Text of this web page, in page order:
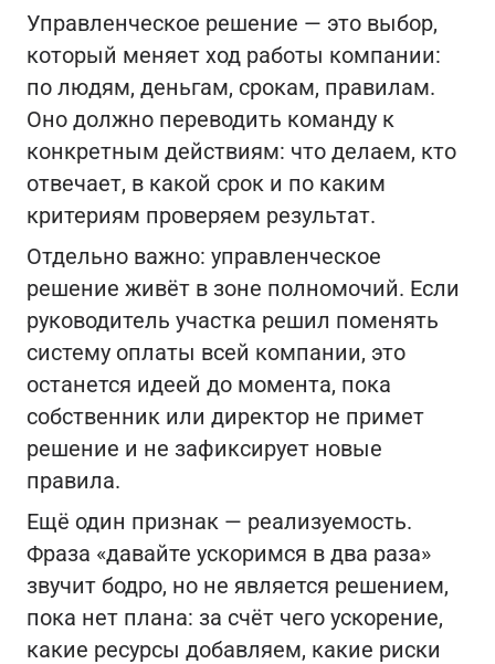
Управленческое решение — это выбор,
который меняет ход работы компании:
по людям, деньгам, срокам, правилам.
Оно должно переводить команду к
конкретным действиям: что делаем, кто
отвечает, в какой срок и по каким
критериям проверяем результат.
Отдельно важно: управленческое
решение живёт в зоне полномочий. Если
руководитель участка решил поменять
систему оплаты всей компании, это
останется идеей до момента, пока
собственник или директор не примет
решение и не зафиксирует новые
правила.
Ещё один признак — реализуемость.
Фраза «давайте ускоримся в два раза»
звучит бодро, но не является решением,
пока нет плана: за счёт чего ускорение,
какие ресурсы добавляем, какие риски